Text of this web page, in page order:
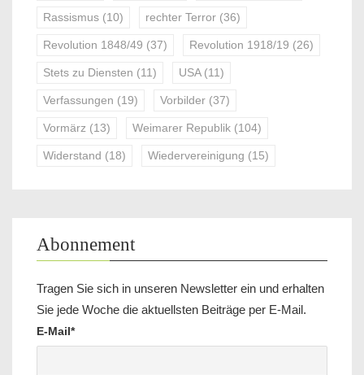
Rassismus (10) rechter Terror (36)
Revolution 1848/49 (37) Revolution 1918/19 (26)
Stets zu Diensten (11) USA(11)
Verfassungen (19) Vorbilder (37)
Vormärz (13) Weimarer Republik (104)
Widerstand (18) Wiedervereinigung (15)
Abonnement
Tragen Sie sich in unseren Newsletter ein und erhalten
Sie jede Woche die aktuellsten Beiträge per E-Mail.
E-Mail*